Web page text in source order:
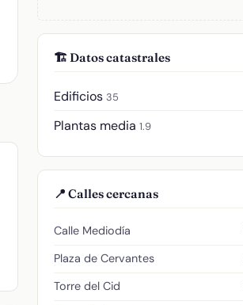
🏗️ Datos catastrales
Edificios 35
Plantas media 1.9
📍 Calles cercanas
Calle Mediodía
Plaza de Cervantes
Torre del Cid